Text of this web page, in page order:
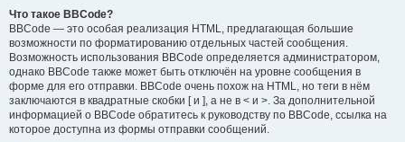
Что такое BBCode?
BBCode — это особая реализация HTML, предлагающая большие
возможности по форматированию отдельных частей сообщения.
Возможность использования BBCode определяется администратором,
однако BBCode также может быть отключён на уровне сообщения в
форме для его отправки. BBCode очень похож на HTML, но теги в нём
заключаются в квадратные скобки [ и ], а не в < и >. За дополнительной
информацией о BBCode обратитесь к руководству по BBCode, ссылка на
которое доступна из формы отправки сообщений.